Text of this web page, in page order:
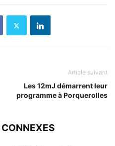
Article suivant
Les 12mJ démarrent leur
programme à Porquerolles